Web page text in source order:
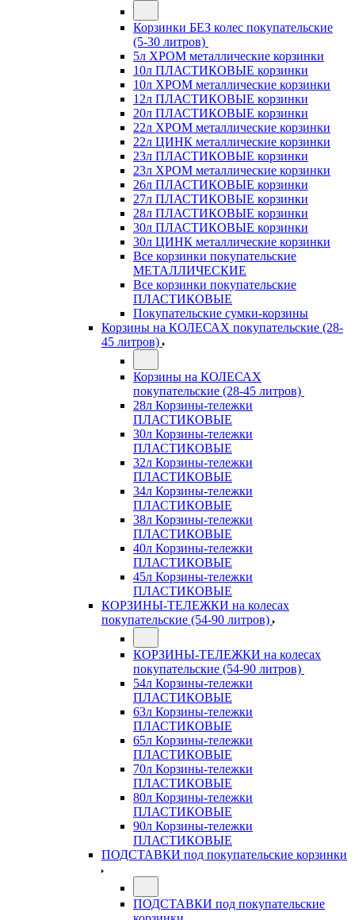
Корзинки БЕЗ колес покупательские
(5-30 литров)
5л ХРОМ металлические корзинки
10л ПЛАСТИКОВЫЕ корзинки
10л ХРОМ металлические корзинки
12л ПЛАСТИКОВЫЕ корзинки
20л ПЛАСТИКОВЫЕ корзинки
22л ХРОМ металлические корзинки
22л ЦИНК металлические корзинки
23л ПЛАСТИКОВЫЕ корзинки
23л ХРОМ металлические корзинки
26л ПЛАСТИКОВЫЕ корзинки
27л ПЛАСТИКОВЫЕ корзинки
28л ПЛАСТИКОВЫЕ корзинки
30л ПЛАСТИКОВЫЕ корзинки
30л ЦИНК металлические корзинки
Все корзинки покупательские
МЕТАЛЛИЧЕСКИЕ
Все корзинки покупательские
ПЛАСТИКОВЫЕ
Покупательские сумки-корзины
Корзины на КОЛЕСАХ покупательские (28-
45 литров)
Корзины на КОЛЕСАХ
покупательские (28-45 литров)
28л Корзины-тележки
ПЛАСТИКОВЫЕ
30л Корзины-тележки
ПЛАСТИКОВЫЕ
32л Корзины-тележки
ПЛАСТИКОВЫЕ
34л Корзины-тележки
ПЛАСТИКОВЫЕ
38л Корзины-тележки
ПЛАСТИКОВЫЕ
40л Корзины-тележки
ПЛАСТИКОВЫЕ
45л Корзины-тележки
ПЛАСТИКОВЫЕ
КОРЗИНЫ-ТЕЛЕЖКИ на колесах
покупательские (54-90 литров)
КОРЗИНЫ-ТЕЛЕЖКИ на колесах
покупательские (54-90 литров)
54л Корзины-тележки
ПЛАСТИКОВЫЕ
63л Корзины-тележки
ПЛАСТИКОВЫЕ
65л Корзины-тележки
ПЛАСТИКОВЫЕ
70л Корзины-тележки
ПЛАСТИКОВЫЕ
80л Корзины-тележки
ПЛАСТИКОВЫЕ
90л Корзины-тележки
ПЛАСТИКОВЫЕ
ПОДСТАВКИ под покупательские корзинки
ПОДСТАВКИ под покупательские